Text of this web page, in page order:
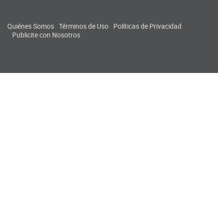
Quiénes Somos Términos de Uso Políticas de Privacidad
Publicite con Nosotros